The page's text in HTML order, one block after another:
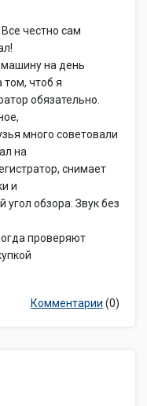
честно сам
на день
том, чтоб я
обязательно.
много советовали
на
снимает
и
обзора. Звук без
проверяют
Комментарии (0)